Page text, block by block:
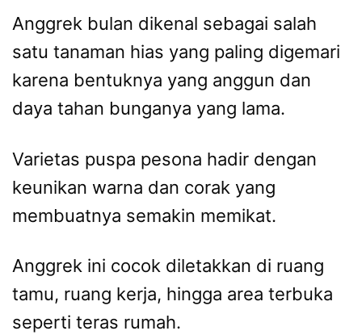
Anggrek bulan dikenal sebagai salah
satu tanaman hias yang paling digemari
karena bentuknya yang anggun dan
daya tahan bunganya yang lama.
Varietas puspa pesona hadir dengan
keunikan warna dan corak yang
membuatnya semakin memikat.
Anggrek ini cocok diletakkan di ruang
tamu, ruang kerja, hingga area terbuka
seperti teras rumah.